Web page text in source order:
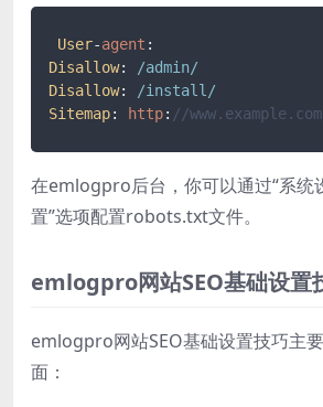
User-agent
Disallow:
/admin/
Disallow:
/install/
Sitemap: http: //
在emlogpro后台，你可以通过“系统
置”选项配置robots.txt文件。
emlogpro网站SEO基础设置
emlogpro网站SEO基础设置技巧主
面：